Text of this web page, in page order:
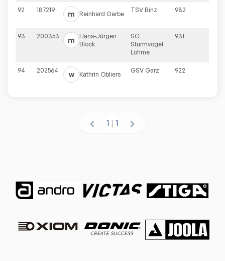
92 187219 m Reinhard Garbe
TSV Binz 982
93 200353 m
Hans-Jürgen
Block
SG
Sturmvogel
Lohme
931
94 202564 w Kathrin Obliers
GSV Garz 922
1 | 1